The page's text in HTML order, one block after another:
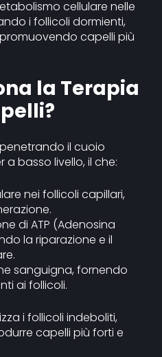
cellulare nelle
i follicoli dormienti,
capelli più
la Terapia
il cuoio
basso livello, il che:
nei follicoli capillari,
di ATP (Adenosina
la riparazione e il
sanguigna, fornendo
ai follicoli.
i follicoli indeboliti,
capelli più forti e